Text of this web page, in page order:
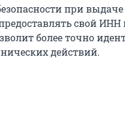
при выдаче
свой
более точно
действий.